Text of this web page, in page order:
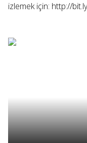
izlemek için: http://